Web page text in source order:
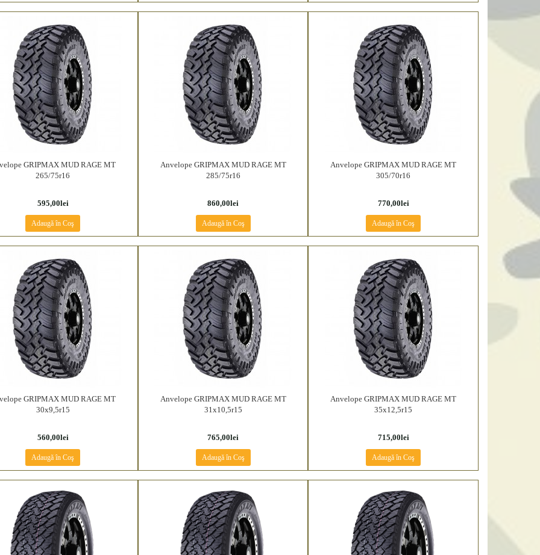
GRIPMAX MUD RAGE MT
265/75r16
595,00lei
Adaugă în Coş
Anvelope GRIPMAX MUD RAGE MT
285/75r16
860,00lei
Adaugă în Coş
Anvelope GRIPMAX MUD RAGE MT
305/70r16
770,00lei
Adaugă în Coş
GRIPMAX MUD RAGE MT
30x9,5r15
560,00lei
Adaugă în Coş
Anvelope GRIPMAX MUD RAGE MT
31x10,5r15
765,00lei
Adaugă în Coş
Anvelope GRIPMAX MUD RAGE MT
35x12,5r15
715,00lei
Adaugă în Coş